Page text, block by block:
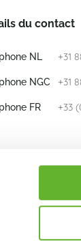
du contact
NL +31
NGC +31
FR +33